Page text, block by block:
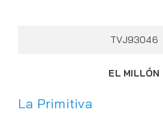
TVJ93046
EL MILLÓN
La Primitiva